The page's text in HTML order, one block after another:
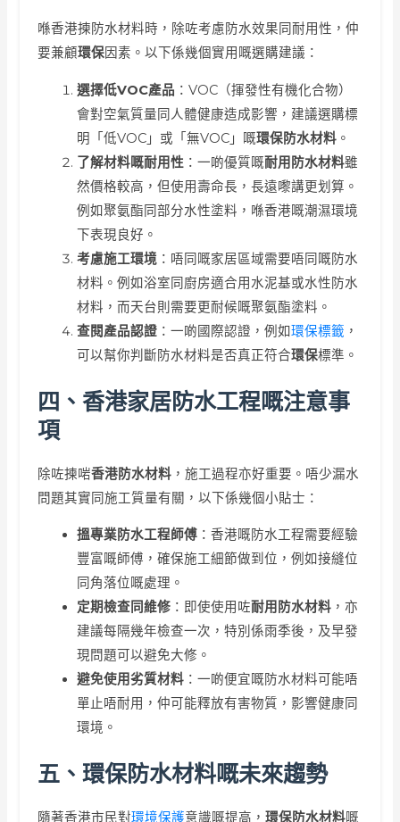
喺香港揀防水材料時，除咗考慮防水效果同耐用性，仲
要兼顧環保因素。以下係幾個實用嘅選購建議：
選擇低VOC產品 ：VOC（揮發性有機化合物）
會對空氣質量同人體健康造成影響，建議選購標
明「低VOC」或「無VOC」嘅環保防水材料 。
了解材料嘅耐用性 ：一啲優質嘅耐用防水材料雖
然價格較高，但使用壽命長，長遠嚟講更划算。
例如聚氨酯同部分水性塗料，喺香港嘅潮濕環境
下表現良好。
考慮施工環境 ：唔同嘅家居區域需要唔同嘅防水
材料。例如浴室同廚房適合用水泥基或水性防水
材料，而天台則需要更耐候嘅聚氨酯塗料。
查閱產品認證 ：一啲國際認證，例如環保標籤 ，
可以幫你判斷防水材料是否真正符合環保標準。
四、香港家居防水工程嘅注意事
項
除咗揀啱香港防水材料 ，施工過程亦好重要。唔少漏水
問題其實同施工質量有關，以下係幾個小貼士：
搵專業防水工程師傅 ：香港嘅防水工程需要經驗
豐富嘅師傅，確保施工細節做到位，例如接縫位
同角落位嘅處理。
定期檢查同維修 ：即使使用咗耐用防水材料 ，亦
建議每隔幾年檢查一次，特別係雨季後，及早發
現問題可以避免大修。
避免使用劣質材料 ：一啲便宜嘅防水材料可能唔
單止唔耐用，仲可能釋放有害物質，影響健康同
環境。
五、環保防水材料嘅未來趨勢
隨著香港市民對環境保護意識嘅提高，環保防水材料嘅